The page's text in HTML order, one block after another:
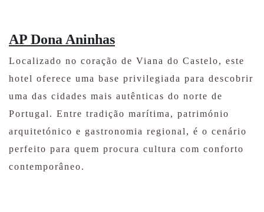
AP Dona Aninhas
Localizado no coração de Viana do Castelo, este
hotel oferece uma base privilegiada para descobrir
uma das cidades mais autênticas do norte de
Portugal. Entre tradição marítima, património
arquitetónico e gastronomia regional, é o cenário
perfeito para quem procura cultura com conforto
contemporâneo.